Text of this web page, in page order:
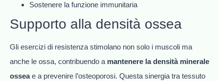
Sostenere la funzione immunitaria
Supporto alla densità ossea
Gli esercizi di resistenza stimolano non solo i muscoli ma
anche le ossa, contribuendo a mantenere la densità minerale
osseae a prevenire l’osteoporosi. Questa sinergia tra tessuto